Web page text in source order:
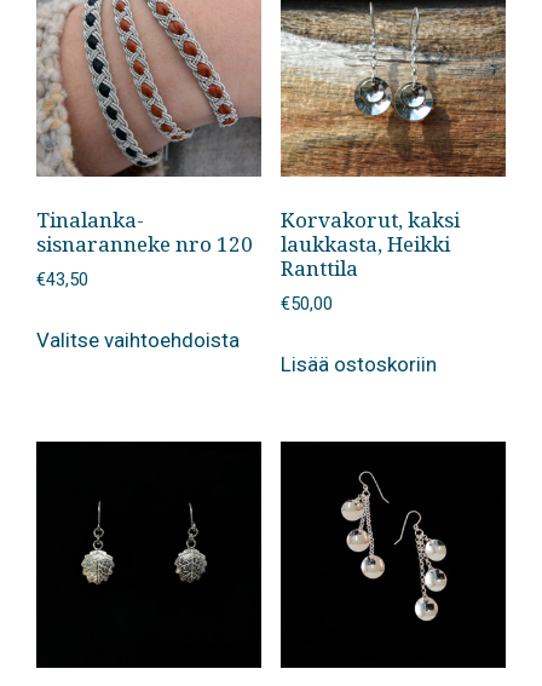
Tinalanka-
sisnaranneke nro 120
€43,50
Valitse vaihtoehdoistatuotteella
muunnelma.
Korvakorut, kaksi
laukkasta, Heikki
Ranttila
€50,00
Lisää ostoskoriin